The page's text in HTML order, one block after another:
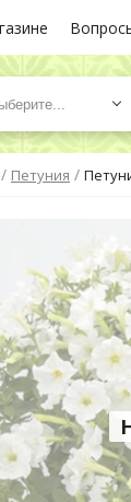
/ Петуния /